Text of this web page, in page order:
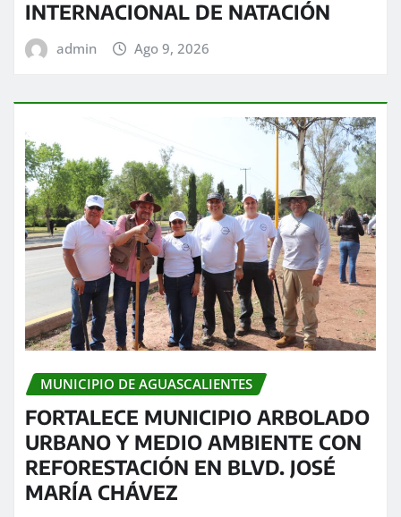
INTERNACIONAL DE NATACIÓN
admin Ago 9, 2026
MUNICIPIO DE AGUASCALIENTES
FORTALECE MUNICIPIO ARBOLADO
URBANO Y MEDIO AMBIENTE CON
REFORESTACIÓN EN BLVD. JOSÉ
MARÍA CHÁVEZ